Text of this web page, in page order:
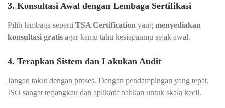
3. Konsultasi Awal dengan Lembaga Sertifikasi
Pilih lembaga seperti TSA Certification yang menyediakan
konsultasi gratis agar kamu tahu kesiapanmu sejak awal.
4. Terapkan Sistem dan Lakukan Audit
Jangan takut dengan proses. Dengan pendampingan yang tepat,
ISO sangat terjangkau dan aplikatif bahkan untuk skala kecil.